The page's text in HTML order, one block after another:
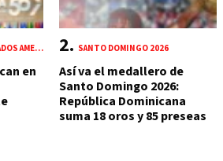
ORGANIZACIÓN DE ESTADOS AMERICANOS (OEA)
en
SANTO DOMINGO 2026
Así va el medallero de
Santo Domingo 2026:
República Dominicana
suma 18 oros y 85 preseas